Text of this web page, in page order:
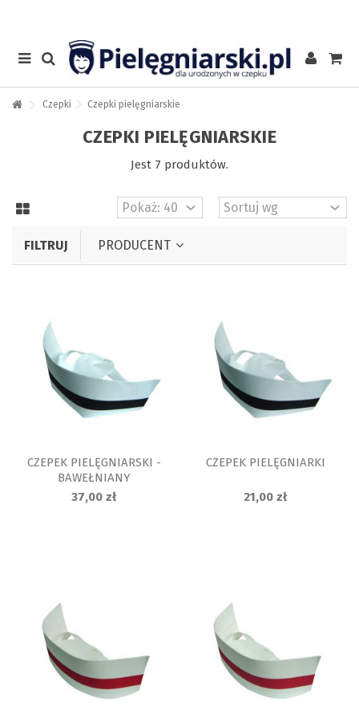
Czepki Czepki pielęgniarskie
CZEPKI PIELĘGNIARSKIE
Jest 7 produktów.
FILTRUJ PRODUCENT
CZEPEK PIELĘGNIARSKI -
BAWEŁNIANY
37,00 zł
CZEPEK PIELĘGNIARKI
21,00 zł